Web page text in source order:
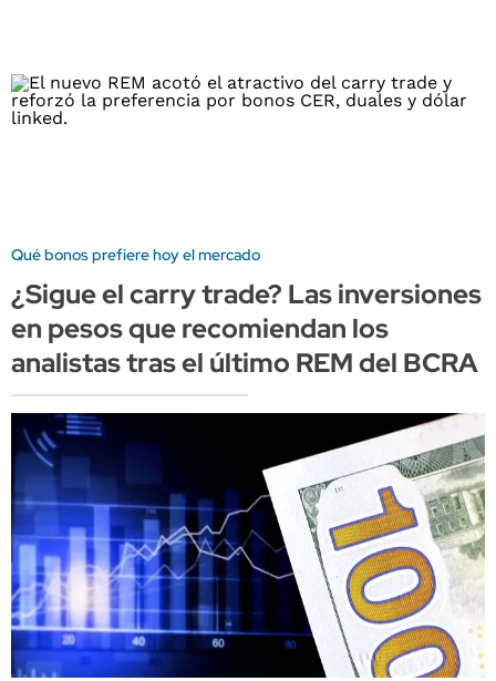
Qué bonos prefiere hoy el mercado
¿Sigue el carry trade? Las inversiones
en pesos que recomiendan los
analistas tras el último REM del BCRA